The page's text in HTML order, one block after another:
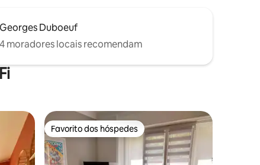
Georges Duboeuf
4 moradores locais recomendam
Favorito dos hóspedes
Favorito dos hóspedes